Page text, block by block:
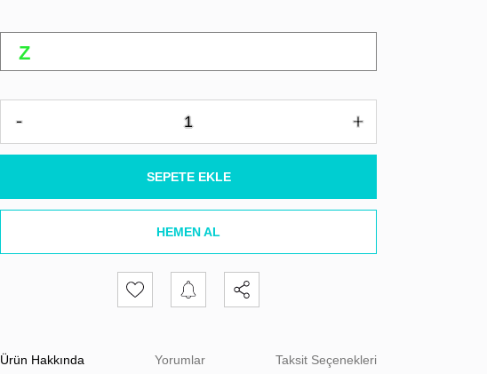
SEPETE EKLE
HEMEN AL
Ürün Hakkında Yorumlar Taksit Seçenekleri